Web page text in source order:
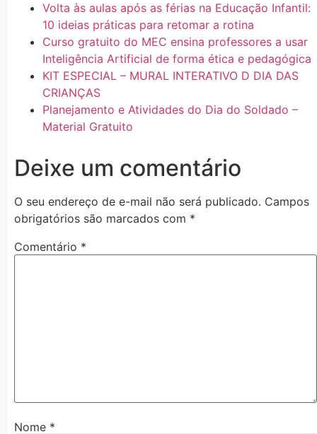
Volta às aulas após as férias na Educação Infantil:
10 ideias práticas para retomar a rotina
Curso gratuito do MEC ensina professores a usar
Inteligência Artificial de forma ética e pedagógica
KIT ESPECIAL – MURAL INTERATIVO D DIA DAS
CRIANÇAS
Planejamento e Atividades do Dia do Soldado –
Material Gratuito
Deixe um comentário
O seu endereço de e-mail não será publicado. Campos
obrigatórios são marcados com *
Comentário *
Nome *